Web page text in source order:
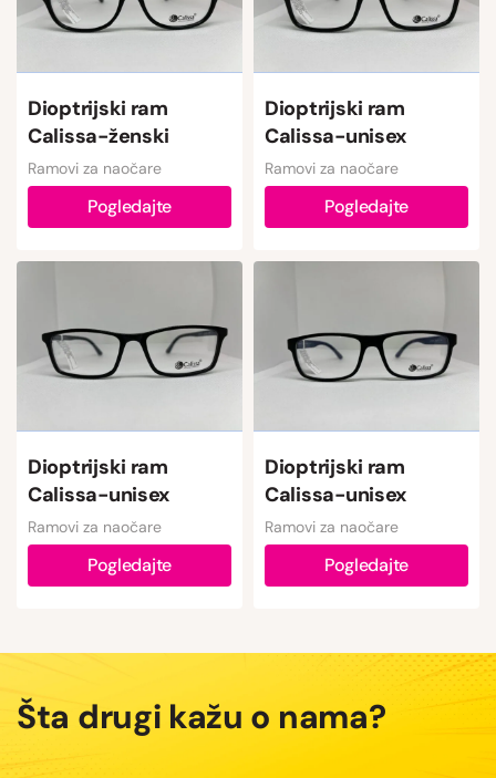
Dioptrijski ram
Calissa-ženski
Ramovi za naočare
Pogledajte
Dioptrijski ram
Calissa-unisex
Ramovi za naočare
Pogledajte
Dioptrijski ram
Calissa-unisex
Ramovi za naočare
Pogledajte
Dioptrijski ram
Calissa-unisex
Ramovi za naočare
Pogledajte
Šta drugi kažu o nama?